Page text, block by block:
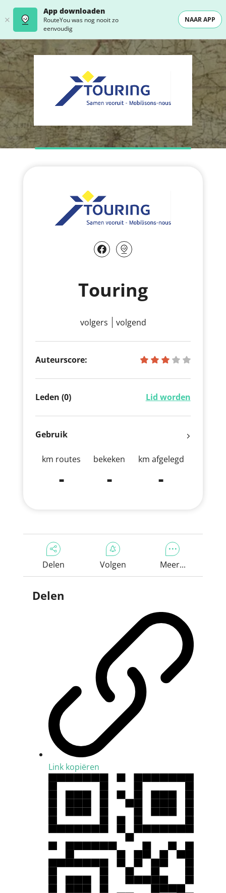
App downloaden
RouteYou was nog nooit zo
eenvoudig
NAAR APP
Touring
volgers volgend
Auteurscore:
Leden (0) Lid worden
Gebruik
km routes
-
bekeken
-
km afgelegd
-
Delen Volgen Meer...
Delen
Link kopiëren